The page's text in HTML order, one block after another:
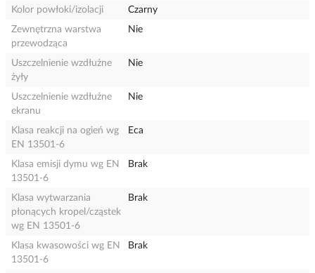
Kolor powłoki/izolacji
Czarny
Zewnętrzna warstwa
przewodząca
Nie
Uszczelnienie wzdłużne
żyły
Nie
Uszczelnienie wzdłużne
ekranu
Nie
Klasa reakcji na ogień wg
EN 13501-6
Eca
Klasa emisji dymu wg EN
13501-6
Brak
Klasa wytwarzania
płonących kropel/cząstek
wg EN 13501-6
Brak
Klasa kwasowości wg EN
13501-6
Brak